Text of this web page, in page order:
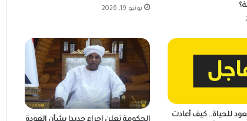
يونيو 19, 2026
للحياة.. كيف أعادت